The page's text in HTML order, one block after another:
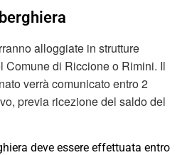
alloggiate in strutture
Comune di Riccione o Rimini. Il
verrà comunicato entro 2
previa ricezione del saldo del
deve essere effettuata entro